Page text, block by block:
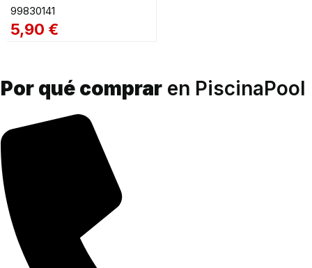
99830141
5,90 €
Por qué comprar en PiscinaPool